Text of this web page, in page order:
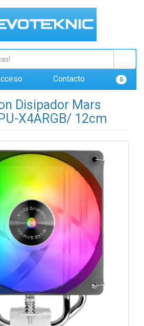
Contacto 0
Disipador Mars
X4ARGB/ 12cm